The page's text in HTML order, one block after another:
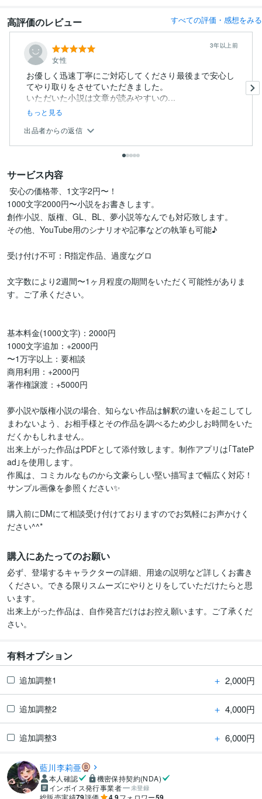
高評価のレビュー すべての評価・感想をみる
女性
3年以上前
お優しく迅速丁寧にご対応してくださり最後まで安心し
てやり取りをさせていただきました。
いただいた小説は文章が読みやすいの...
もっと見る
出品者からの返信
サービス内容
1000文字2000円〜小説をお書きします。
創作小説、版権、GL、BL、夢小説等なんでも対応致します。
その他、YouTube用のシナリオや記事などの執筆も可能♪
受け付け不可：R指定作品、過度なグロ
文字数により2週間〜1ヶ月程度の期間をいただく可能性がありま
す。ご了承ください。
基本料金(1000文字)：2000円
1000文字追加：+2000円
〜1万字以上：要相談
商用利用：+2000円
著作権譲渡：+5000円
夢小説や版権小説の場合、知らない作品は解釈の違いを起こしてし
まわないよう、お相手様とその作品を調べるため少しお時間をいた
だくかもしれません。
出来上がった作品はPDFとして添付致します。制作アプリは｢TateP
ad｣を使用します。
作風は、コミカルなものから文豪らしい堅い描写まで幅広く対応！
サンプル画像を参照ください✨
購入前にDMにて相談受け付けておりますのでお気軽にお声かけく
購入にあたってのお願い
必ず、登場するキャラクターの詳細、用途の説明など詳しくお書き
ください。できる限りスムーズにやりとりをしていただけたらと思
います。
出来上がった作品は、自作発言だけはお控え願います。ご了承くだ
さい。
有料オプション
追加調整1 ＋ 2,000円
追加調整2 ＋ 4,000円
追加調整3 ＋ 6,000円
藍川李莉亜
本人確認
機密保持契約(NDA)
インボイス発行事業者
未登録
総販売実績 評価 フォロワー